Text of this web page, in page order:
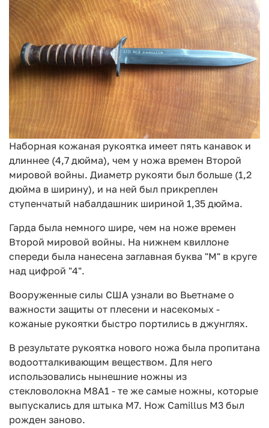
Наборная кожаная рукоятка имеет пять канавок и
длиннее (4,7 дюйма), чем у ножа времен Второй
мировой войны. Диаметр рукояти был больше (1,2
дюйма в ширину), и на ней был прикреплен
ступенчатый набалдашник шириной 1,35 дюйма.
Гарда была немного шире, чем на ноже времен
Второй мировой войны. На нижнем квиллоне
спереди была нанесена заглавная буква "М" в круге
над цифрой "4".
Вооруженные силы США узнали во Вьетнаме о
важности защиты от плесени и насекомых -
кожаные рукоятки быстро портились в джунглях.
В результате рукоятка нового ножа была пропитана
водоотталкивающим веществом. Для него
использовались нынешние ножны из
стекловолокна M8A1 - те же самые ножны, которые
выпускались для штыка M7. Нож Camillus М3 был
рожден заново.